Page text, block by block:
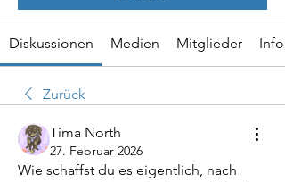
Diskussionen Medien Mitglieder Info
Zurück
Tima North
27. Februar 2026
Wie schaffst du es eigentlich, nach